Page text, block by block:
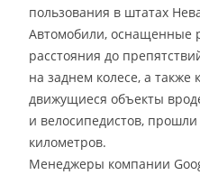
пользования в штатах
Автомобили, оснащенные
расстояния до
на заднем колесе, а
движущиеся объекты
и велосипедистов,
километров.
Менеджеры компании